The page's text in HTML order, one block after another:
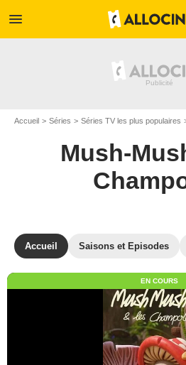
menu
Accueil Séries Séries TV les plus populaires
Mush-
Accueil Saisons et Episodes
EN COURS